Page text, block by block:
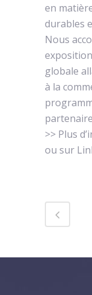
en
durables
Nous
globale
à la
>> Plus
ou sur